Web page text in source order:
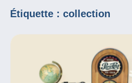
Étiquette : collection